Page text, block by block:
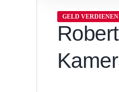
GELD VERDIENEN